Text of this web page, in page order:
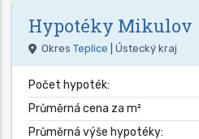
Hypotéky Mikulov
Okres Teplice | Ústecký kraj
Počet hypoték:
Průměrná cena za m²
Průměrná výše hypotéky: